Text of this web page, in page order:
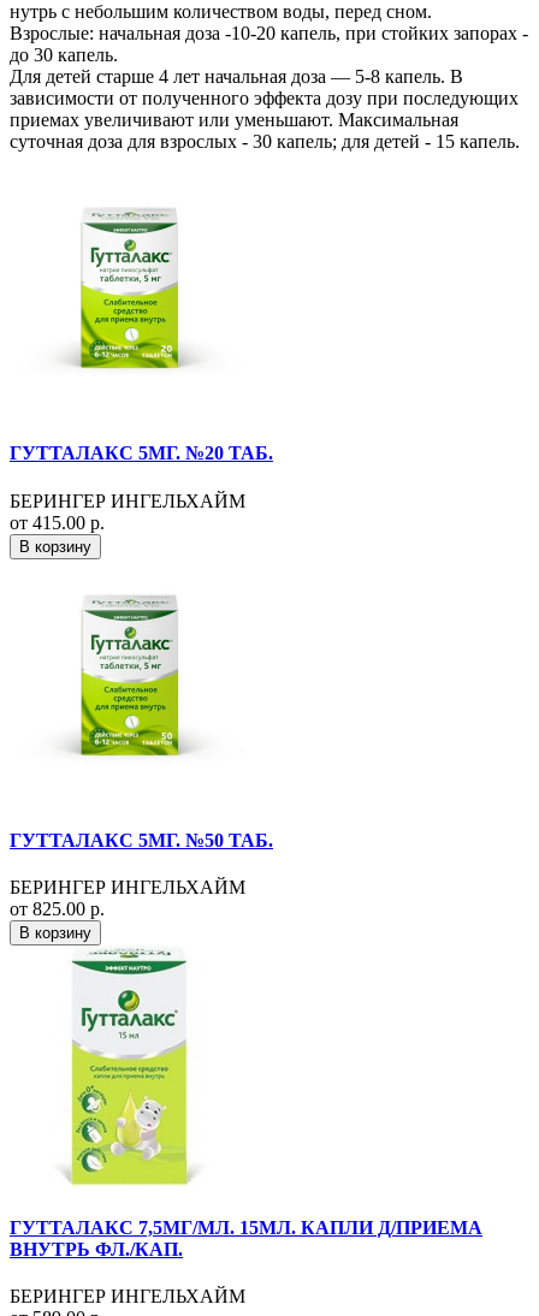
нутрь с небольшим количеством воды, перед сном.
Взрослые: начальная доза -10-20 капель, при стойких запорах -
до 30 капель.
Для детей старше 4 лет начальная доза — 5-8 капель. В
зависимости от полученного эффекта дозу при последующих
приемах увеличивают или уменьшают. Максимальная
суточная доза для взрослых - 30 капель; для детей - 15 капель.
ГУТТАЛАКС 5МГ. №20 ТАБ.
БЕРИНГЕР ИНГЕЛЬХАЙМ
от 415.00 р.
В корзину
ГУТТАЛАКС 5МГ. №50 ТАБ.
БЕРИНГЕР ИНГЕЛЬХАЙМ
от 825.00 р.
В корзину
ГУТТАЛАКС 7,5МГ/МЛ. 15МЛ. КАПЛИ Д/ПРИЕМА
ВНУТРЬ ФЛ./КАП.
БЕРИНГЕР ИНГЕЛЬХАЙМ